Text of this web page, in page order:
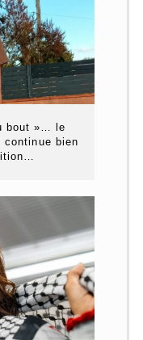
bout »… le
continue bien